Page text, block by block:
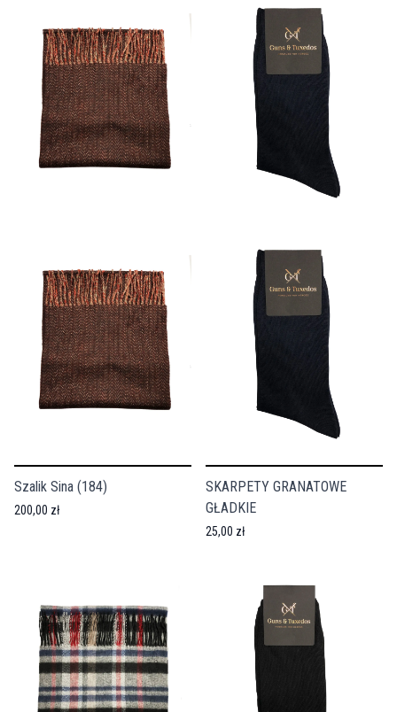
Szalik Sina (184)
200,00 zł
SKARPETY GRANATOWE
GŁADKIE
25,00 zł